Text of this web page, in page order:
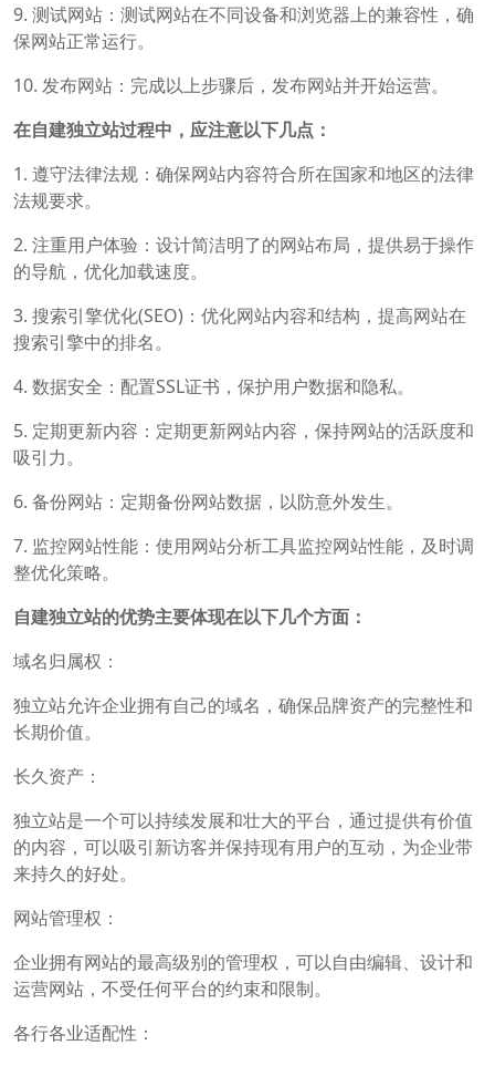
9. 测试网站：测试网站在不同设备和浏览器上的兼容性，确
保网站正常运行。
10. 发布网站：完成以上步骤后，发布网站并开始运营。
在自建独立站过程中，应注意以下几点：
1. 遵守法律法规：确保网站内容符合所在国家和地区的法律
法规要求。
2. 注重用户体验：设计简洁明了的网站布局，提供易于操作
的导航，优化加载速度。
3. 搜索引擎优化(SEO)：优化网站内容和结构，提高网站在
搜索引擎中的排名。
4. 数据安全：配置SSL证书，保护用户数据和隐私。
5. 定期更新内容：定期更新网站内容，保持网站的活跃度和
吸引力。
6. 备份网站：定期备份网站数据，以防意外发生。
7. 监控网站性能：使用网站分析工具监控网站性能，及时调
整优化策略。
自建独立站的优势主要体现在以下几个方面：
域名归属权：
独立站允许企业拥有自己的域名，确保品牌资产的完整性和
长期价值。
长久资产：
独立站是一个可以持续发展和壮大的平台，通过提供有价值
的内容，可以吸引新访客并保持现有用户的互动，为企业带
来持久的好处。
网站管理权：
企业拥有网站的最高级别的管理权，可以自由编辑、设计和
运营网站，不受任何平台的约束和限制。
各行各业适配性：